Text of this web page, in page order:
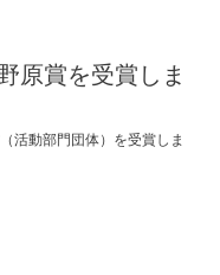
原賞を受賞しま
活動部門団体）を受賞しま